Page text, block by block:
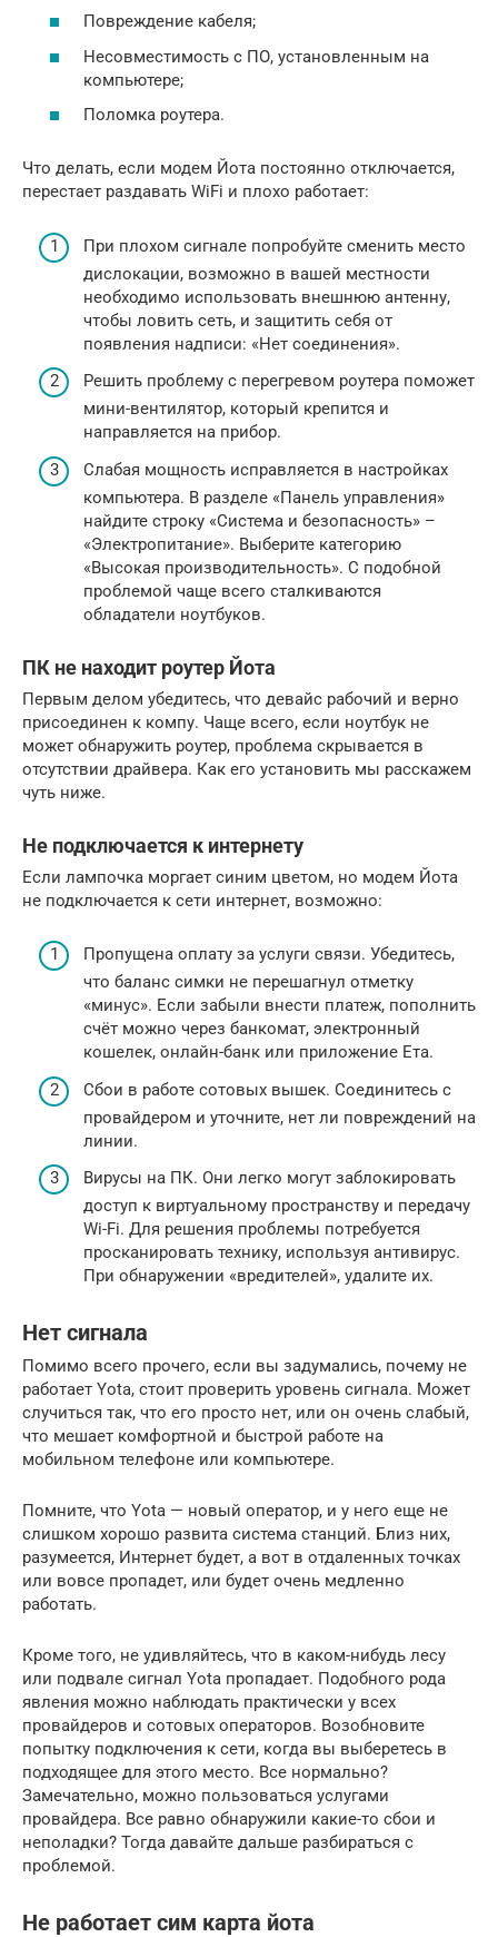
Повреждение кабеля;
Несовместимость с ПО, установленным на
компьютере;
Поломка роутера.
Что делать, если модем Йота постоянно отключается,
перестает раздавать WiFi и плохо работает:
При плохом сигнале попробуйте сменить место
дислокации, возможно в вашей местности
необходимо использовать внешнюю антенну,
чтобы ловить сеть, и защитить себя от
появления надписи: «Нет соединения».
Решить проблему с перегревом роутера поможет
мини-вентилятор, который крепится и
направляется на прибор.
Слабая мощность исправляется в настройках
компьютера. В разделе «Панель управления»
найдите строку «Система и безопасность» –
«Электропитание». Выберите категорию
«Высокая производительность». С подобной
проблемой чаще всего сталкиваются
обладатели ноутбуков.
ПК не находит роутер Йота
Первым делом убедитесь, что девайс рабочий и верно
присоединен к компу. Чаще всего, если ноутбук не
может обнаружить роутер, проблема скрывается в
отсутствии драйвера. Как его установить мы расскажем
чуть ниже.
Не подключается к интернету
Если лампочка моргает синим цветом, но модем Йота
не подключается к сети интернет, возможно:
Пропущена оплату за услуги связи. Убедитесь,
что баланс симки не перешагнул отметку
«минус». Если забыли внести платеж, пополнить
счёт можно через банкомат, электронный
кошелек, онлайн-банк или приложение Ета.
Сбои в работе сотовых вышек. Соединитесь с
провайдером и уточните, нет ли повреждений на
линии.
Вирусы на ПК. Они легко могут заблокировать
доступ к виртуальному пространству и передачу
Wi-Fi. Для решения проблемы потребуется
просканировать технику, используя антивирус.
При обнаружении «вредителей», удалите их.
Нет сигнала
Помимо всего прочего, если вы задумались, почему не
работает Yota, стоит проверить уровень сигнала. Может
случиться так, что его просто нет, или он очень слабый,
что мешает комфортной и быстрой работе на
мобильном телефоне или компьютере.
Помните, что Yota — новый оператор, и у него еще не
слишком хорошо развита система станций. Близ них,
разумеется, Интернет будет, а вот в отдаленных точках
или вовсе пропадет, или будет очень медленно
работать.
Кроме того, не удивляйтесь, что в каком-нибудь лесу
или подвале сигнал Yota пропадает. Подобного рода
явления можно наблюдать практически у всех
провайдеров и сотовых операторов. Возобновите
попытку подключения к сети, когда вы выберетесь в
подходящее для этого место. Все нормально?
Замечательно, можно пользоваться услугами
провайдера. Все равно обнаружили какие-то сбои и
неполадки? Тогда давайте дальше разбираться с
проблемой.
Не работает сим карта йота